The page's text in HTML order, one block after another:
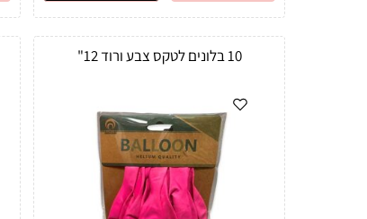
10 בלונים לטקס צבע ורוד 12"